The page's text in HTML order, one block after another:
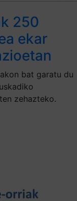
250
ekar
bat garatu du
zehazteko.